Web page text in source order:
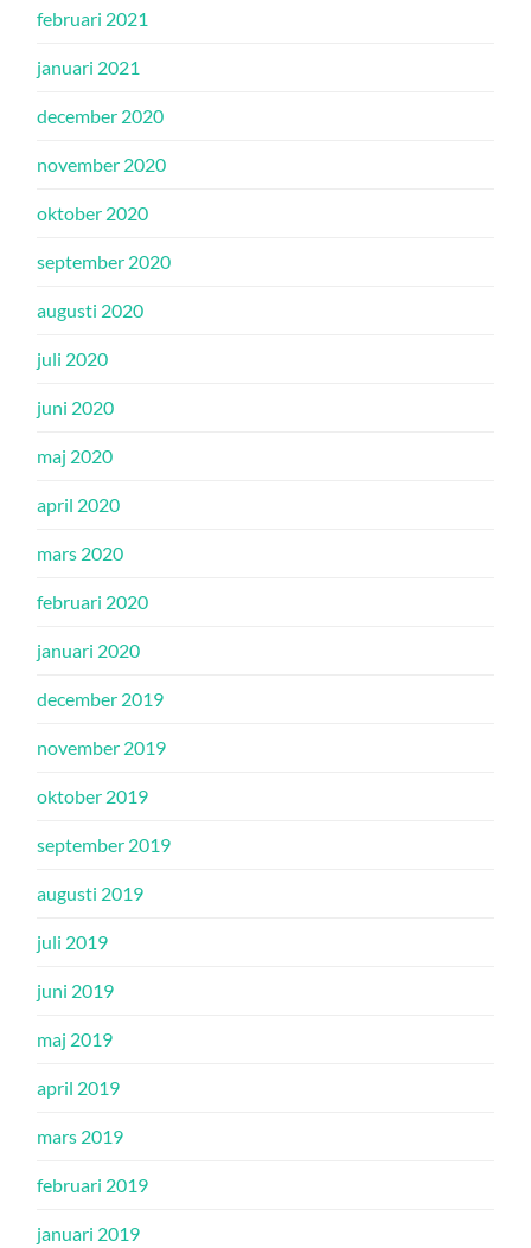
februari 2021
januari 2021
december 2020
november 2020
oktober 2020
september 2020
augusti 2020
juli 2020
juni 2020
maj 2020
april 2020
mars 2020
februari 2020
januari 2020
december 2019
november 2019
oktober 2019
september 2019
augusti 2019
juli 2019
juni 2019
maj 2019
april 2019
mars 2019
februari 2019
januari 2019